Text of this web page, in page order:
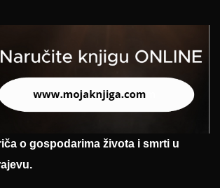
o gospodarima života i smrti u